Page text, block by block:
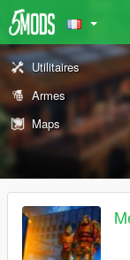
Utilitaires
Armes
Maps